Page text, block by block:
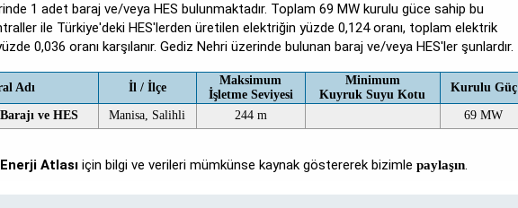
1 adet baraj ve/veya HES bulunmaktadır. Toplam 69 MW kurulu güce sahip bu
ile Türkiye'deki HES'lerden üretilen elektriğin yüzde 0,124 oranı, toplam elektrik
0,036 oranı karşılanır. Gediz Nehri üzerinde bulunan baraj ve/veya HES'ler şunlardır.
Adı İl / İlçe
Maksimum
İşletme Seviyesi
Minimum
Kuyruk Suyu Kotu
Kurulu Güç
ve HES Manisa, Salihli 244 m 69 MW
Enerji Atlası için bilgi ve verileri mümkünse kaynak göstererek bizimlepaylaşın.